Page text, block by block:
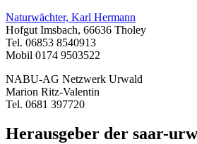
Naturwächter, Karl Hermann
Hofgut Imsbach, 66636 Tholey
Tel. 06853 8540913
Mobil 0174 9503522
NABU-AG Netzwerk Urwald
Marion Ritz-Valentin
Tel. 0681 397720
Herausgeber der saar-